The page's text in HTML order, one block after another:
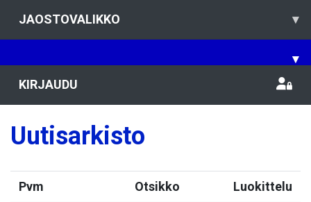
JAOSTOVALIKKO ▾
▾
KIRJAUDU
Uutisarkisto
Pvm Otsikko Luokittelu